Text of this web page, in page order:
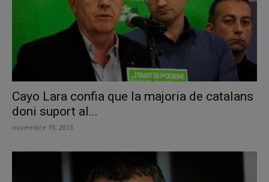
Cayo Lara confia que la majoria de catalans
doni suport al...
novembre 19, 2013